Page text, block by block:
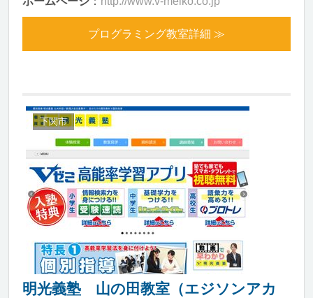
プログラミング教室詳細 ≫
下関市
明光義塾 山の田教室（エジソンアカ